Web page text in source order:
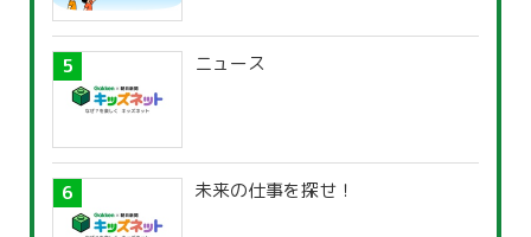
ニュース
未来の仕事を探せ！